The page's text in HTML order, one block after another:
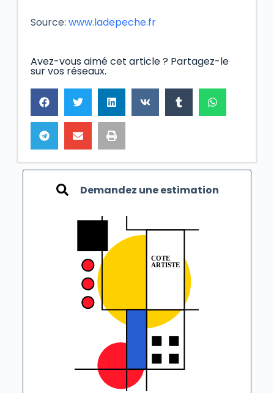
Source: www.ladepeche.fr
Avez-vous aimé cet article ? Partagez-le
sur vos réseaux.
Demandez une estimation